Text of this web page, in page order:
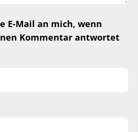
E-Mail an mich, wenn
Kommentar antwortet